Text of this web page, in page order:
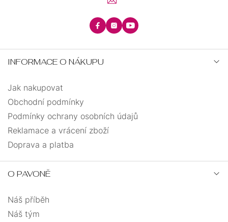
INFORMACE O NÁKUPU
Jak nakupovat
Obchodní podmínky
Podmínky ochrany osobních údajů
Reklamace a vrácení zboží
Doprava a platba
O PAVONĚ
Náš příběh
Náš tým